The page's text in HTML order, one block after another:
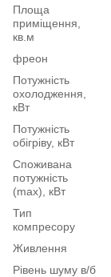
Площа
приміщення,
кв.м
фреон
Потужність
охолодження,
кВт
Потужність
обігріву, кВт
Споживана
потужність
(max), кВт
Тип
компресору
Живлення
Рівень шуму в/б